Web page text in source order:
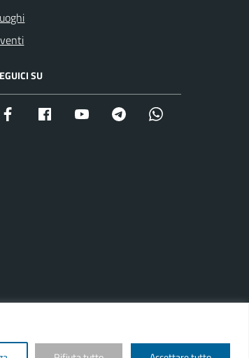
SU
Facebook istituzionale
Facebook museo civico
YouTube Telegram